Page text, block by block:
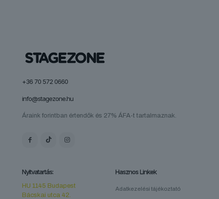
+36 70 572 0660
info@stagezone.hu
Áraink forintban értendők és 27% ÁFA-t tartalmaznak.
Nyitvatartás:
HU 1145 Budapest
Bácskai utca 42.
Hasznos Linkek
Adatkezelési tájékoztató